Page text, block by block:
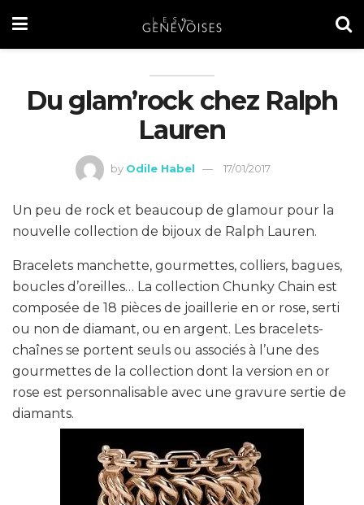
Du glam’rock chez Ralph
Lauren
by Odile Habel 17/01/2017
Un peu de rock et beaucoup de glamour pour la
nouvelle collection de bijoux de Ralph Lauren.
Bracelets manchette, gourmettes, colliers, bagues,
boucles d’oreilles… La collection Chunky Chain est
composée de 18 pièces de joaillerie en or rose, serti
ou non de diamant, ou en argent. Les bracelets-
chaînes se portent seuls ou associés à l’une des
gourmettes de la collection dont la version en or
rose est personnalisable avec une gravure sertie de
diamants.